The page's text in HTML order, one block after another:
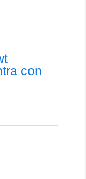
con